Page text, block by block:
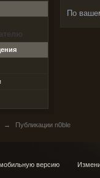
По
→ Публикации n0ble
версию